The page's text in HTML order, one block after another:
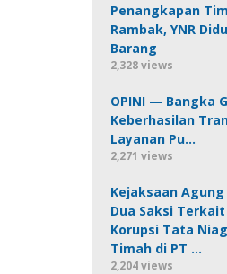
Penangkapan
Rambak, YNR
Barang
2,328 views
OPINI — Bangka
Keberhasilan
Layanan Pu…
2,271 views
Kejaksaan
Dua Saksi
Korupsi Tata
Timah di PT …
2,204 views